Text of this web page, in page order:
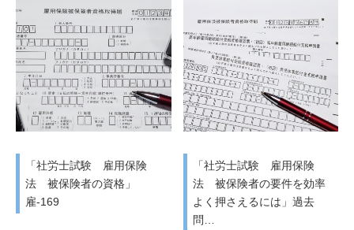
「社労士試験 雇用保険
法 被保険者の資格」
雇-169
「社労士試験 雇用保険
法 被保険者の要件を効率
よく押さえるには」過去
問…